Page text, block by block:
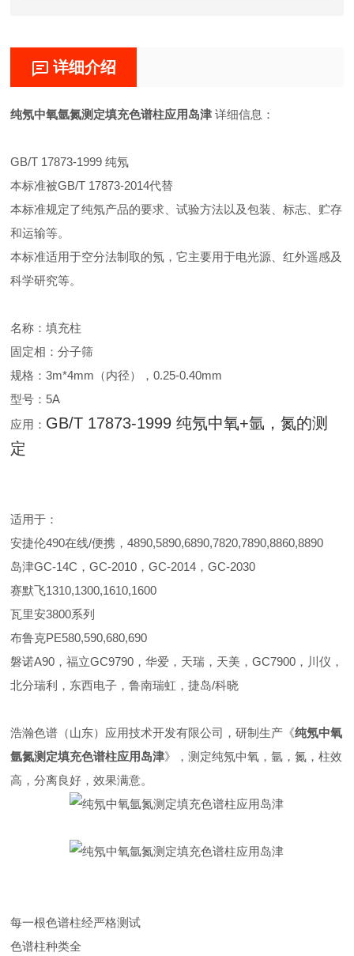
详细介绍
纯氖中氧氩氮测定填充色谱柱应用岛津 详细信息：
GB/T 17873-1999 纯氖
本标准被GB/T 17873-2014代替
本标准规定了纯氖产品的要求、试验方法以及包装、标志、贮存
和运输等。
本标准适用于空分法制取的氖，它主要用于电光源、红外遥感及
科学研究等。
名称：填充柱
固定相：分子筛
规格：3m*4mm（内径），0.25-0.40mm
型号：5A
应用： GB/T 17873-1999 纯氖中氧+氩，氮的测
定
适用于：
安捷伦490在线/便携，4890,5890,6890,7820,7890,8860,8890
岛津GC-14C，GC-2010，GC-2014，GC-2030
赛默飞1310,1300,1610,1600
瓦里安3800系列
布鲁克PE580,590,680,690
磐诺A90，福立GC9790，华爱，天瑞，天美，GC7900，川仪，
北分瑞利，东西电子，鲁南瑞虹，捷岛/科晓
浩瀚色谱（山东）应用技术开发有限公司，研制生产《纯氖中氧
氩氮测定填充色谱柱应用岛津》，测定纯氖中氧，氩，氮，柱效
高，分离良好，效果满意。
每一根色谱柱经严格测试
色谱柱种类全